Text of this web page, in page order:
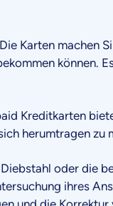
Karten machen
können.
Kreditkarten
herumtragen zu
oder die
ihres